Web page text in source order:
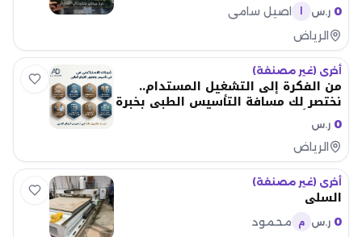
0 ر.س
اصيل سامي
الرياض
أخرى (غير مصنفة)
من الفكرة إلى التشغيل المستدام..
نختصر لك مسافة التأسيس الطبي بخبرة
20 عاماً
0 ر.س
الرياض
أخرى (غير مصنفة)
السلي
0 ر.س م
محمود